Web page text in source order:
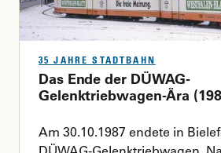
35 JAHRE STADTBAHN
Das Ende der DÜWAG-
Gelenktriebwagen-Ära
Am 30.10.1987 endete in